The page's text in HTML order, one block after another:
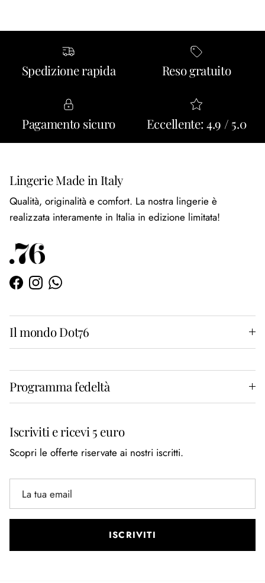
Spedizione rapida Reso gratuito
Pagamento sicuro Eccellente: 4.9 / 5.0
Lingerie Made in Italy
Qualità, originalità e comfort. La nostra lingerie è
realizzata interamente in Italia in edizione limitata!
Facebook
InstagramWhatsApp
Il mondo Dot76
Programma fedeltà
Iscriviti e ricevi 5 euro
Scopri le offerte riservate ai nostri iscritti.
ISCRIVITI